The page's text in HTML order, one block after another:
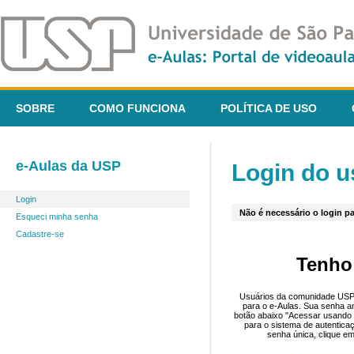
SOBRE COMO FUNCIONA POLÍTICA DE USO
e-Aulas da USP
Login
Esqueci minha senha
Cadastre-se
Login do
Não é necessário o login
Usuários da comunidade
para o e-Aulas. Sua senha
botão abaixo "Acessar
para o sistema de
senha única, clique